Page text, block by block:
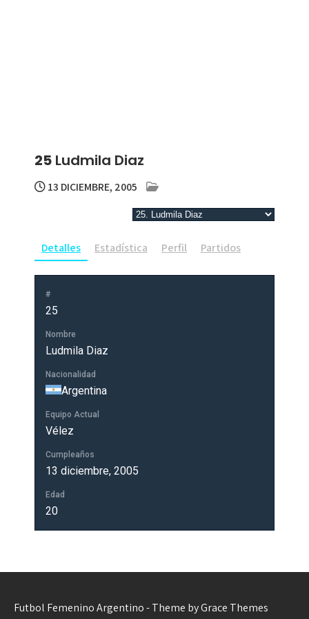
25 Ludmila Diaz
13 DICIEMBRE, 2005
Detalles Estadística Perfil Partidos
#
25
Nombre
Ludmila Diaz
Nacionalidad
Argentina
Equipo Actual
Vélez
Cumpleaños
13 diciembre, 2005
Edad
20
Futbol Femenino Argentino - Theme by Grace Themes